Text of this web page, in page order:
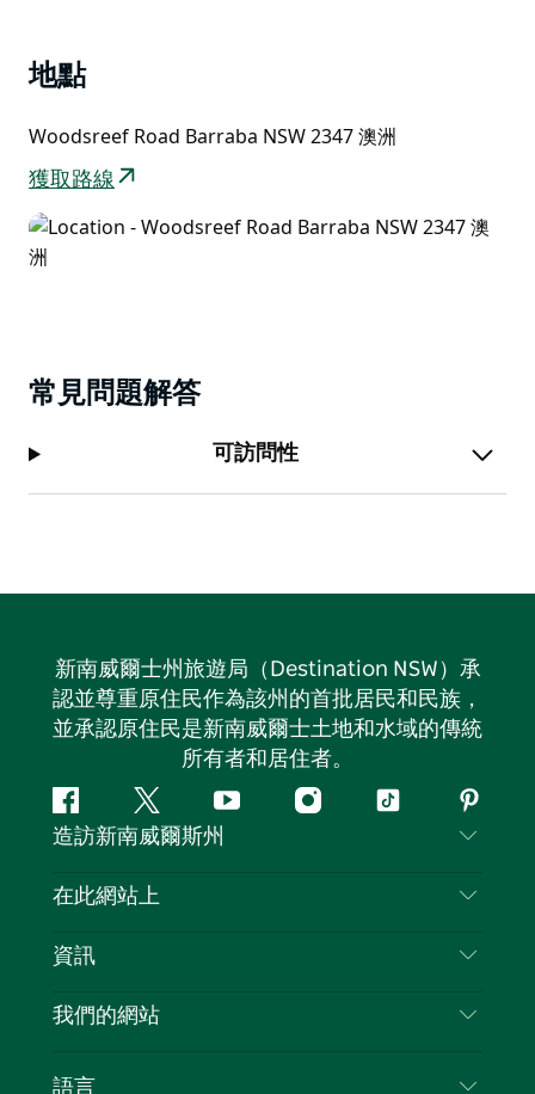
地點
Woodsreef Road Barraba NSW 2347 澳洲
獲取路線
常見問題解答
可訪問性
新南威爾士州旅遊局（Destination NSW）承
認並尊重原住民作為該州的首批居民和民族，
並承認原住民是新南威爾士土地和水域的傳統
所有者和居住者。
Facebook嘰
嘰
喳
Youtube Instagram
抖
造訪新南威爾斯州
聯絡我們
隱私
Cookie 通知
在此網站上
目的地
新南威爾士州公路旅行
活動
資訊
旅行資訊
我們的網站
語言